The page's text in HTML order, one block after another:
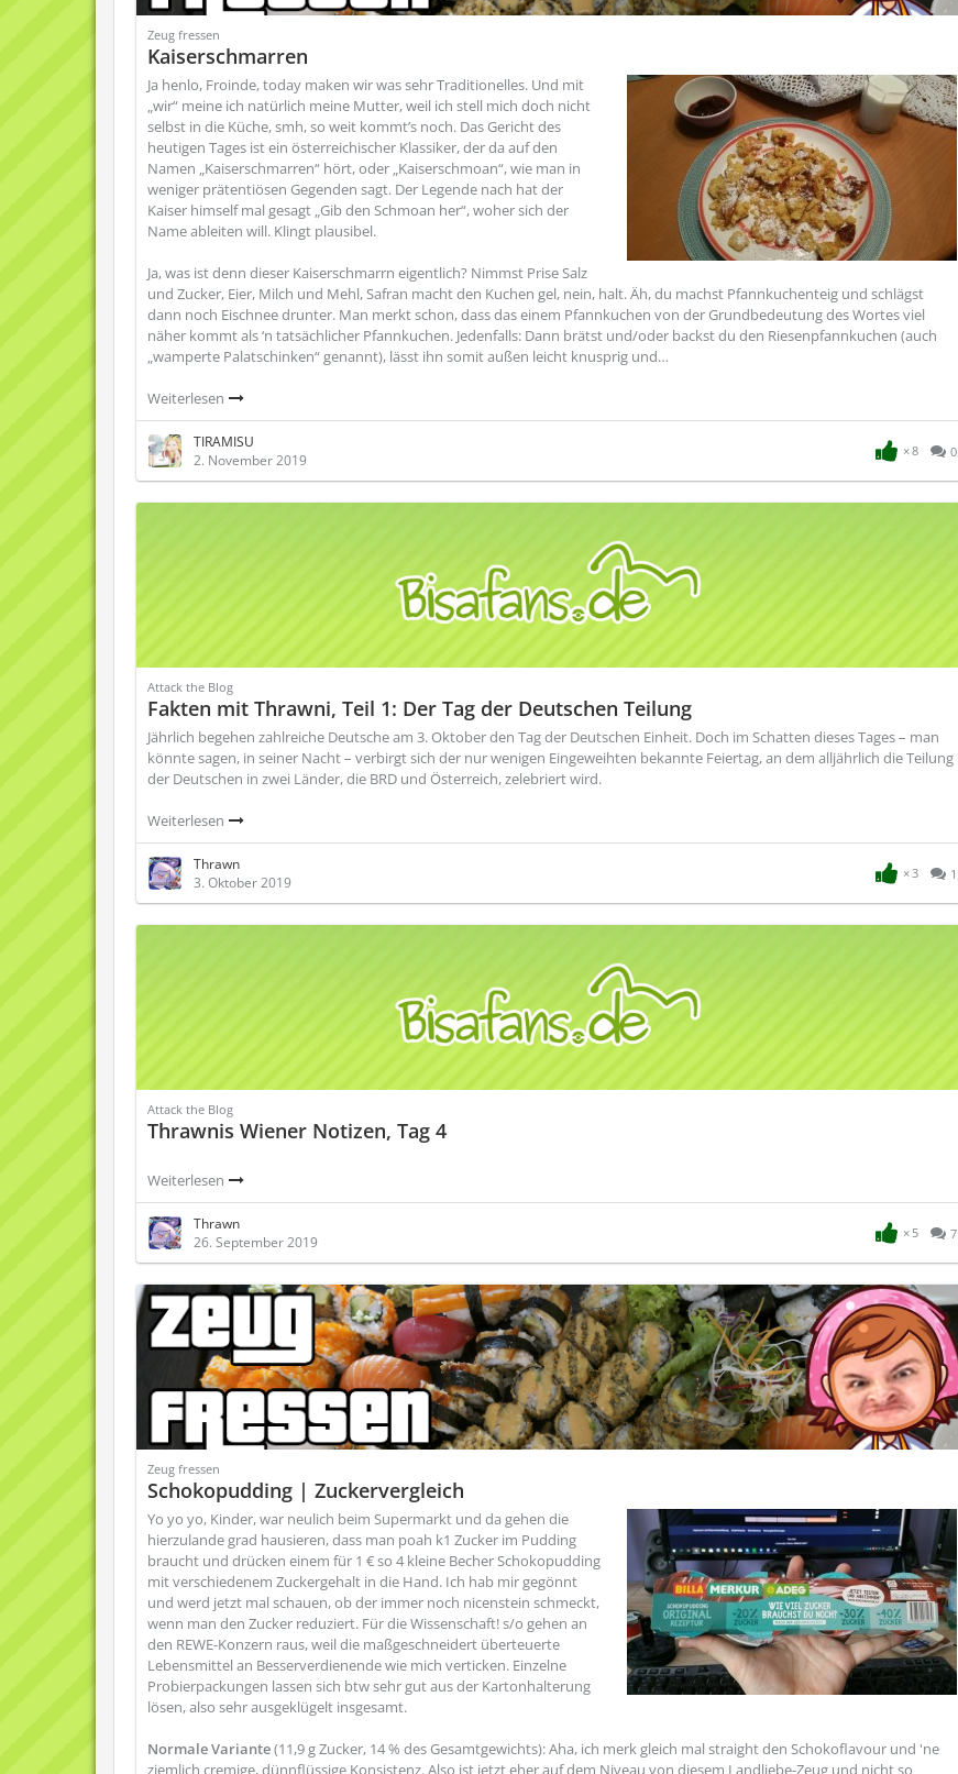
Zeug fressen
Kaiserschmarren
Ja henlo, Froinde, today maken wir was sehr Traditionelles. Und mit
„wir“ meine ich natürlich meine Mutter, weil ich stell mich doch nicht
selbst in die Küche, smh, so weit kommt’s noch. Das Gericht des
heutigen Tages ist ein österreichischer Klassiker, der da auf den
Namen „Kaiserschmarren“ hört, oder „Kaiserschmoan“, wie man in
weniger prätentiösen Gegenden sagt. Der Legende nach hat der
Kaiser himself mal gesagt „Gib den Schmoan her“, woher sich der
Name ableiten will. Klingt plausibel.
Ja, was ist denn dieser Kaiserschmarrn eigentlich? Nimmst Prise Salz
und Zucker, Eier, Milch und Mehl, Safran macht den Kuchen gel, nein, halt. Äh, du machst Pfannkuchenteig und schlägst
dann noch Eischnee drunter. Man merkt schon, dass das einem Pfannkuchen von der Grundbedeutung des Wortes viel
näher kommt als ‘n tatsächlicher Pfannkuchen. Jedenfalls: Dann brätst und/oder backst du den Riesenpfannkuchen (auch
„wamperte Palatschinken“ genannt), lässt ihn somit außen leicht knusprig und…
Weiterlesen
TIRAMISU
2. November 2019
8 0
Attack the Blog
Fakten mit Thrawni, Teil 1: Der Tag der Deutschen Teilung
Jährlich begehen zahlreiche Deutsche am 3. Oktober den Tag der Deutschen Einheit. Doch im Schatten dieses Tages – man
könnte sagen, in seiner Nacht – verbirgt sich der nur wenigen Eingeweihten bekannte Feiertag, an dem alljährlich die Teilung
der Deutschen in zwei Länder, die BRD und Österreich, zelebriert wird.
Weiterlesen
Thrawn
3. Oktober 2019
3 1
Attack the Blog
Thrawnis Wiener Notizen, Tag 4
Weiterlesen
Thrawn
26. September 2019
5 7
Zeug fressen
Schokopudding | Zuckervergleich
Yo yo yo, Kinder, war neulich beim Supermarkt und da gehen die
hierzulande grad hausieren, dass man poah k1 Zucker im Pudding
braucht und drücken einem für 1 € so 4 kleine Becher Schokopudding
mit verschiedenem Zuckergehalt in die Hand. Ich hab mir gegönnt
und werd jetzt mal schauen, ob der immer noch nicenstein schmeckt,
wenn man den Zucker reduziert. Für die Wissenschaft! s/o gehen an
den REWE-Konzern raus, weil die maßgeschneidert überteuerte
Lebensmittel an Besserverdienende wie mich verticken. Einzelne
Probierpackungen lassen sich btw sehr gut aus der Kartonhalterung
lösen, also sehr ausgeklügelt insgesamt.
Normale Variante(11,9 g Zucker, 14 % des Gesamtgewichts): Aha, ich merk gleich mal straight den Schokoflavour und 'ne
ziemlich cremige, dünnflüssige Konsistenz. Also ist jetzt eher auf dem Niveau von diesem Landliebe-Zeug und nicht so